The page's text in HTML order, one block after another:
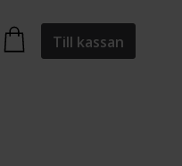
Till kassan